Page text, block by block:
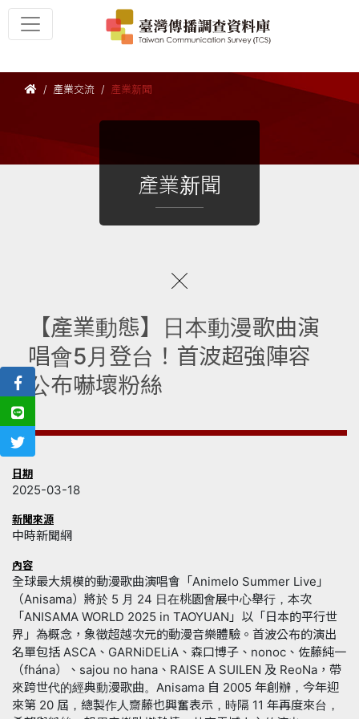
產業交流 產業新聞
產業新聞
【產業動態】日本動漫歌曲演
唱會5月登台！首波超強陣容
公布嚇壞粉絲
日期
2025-03-18
新聞來源
中時新聞網
內容
全球最大規模的動漫歌曲演唱會「Animelo Summer Live」
（Anisama）將於 5 月 24 日在桃園會展中心舉行，本次
「ANISAMA WORLD 2025 in TAOYUAN」以「日本的平行世
界」為概念，象徵超越次元的動漫音樂體驗。首波公布的演出
名單包括 ASCA、GARNiDELiA、森口博子、nonoc、佐藤純一
（fhána）、sajou no hana、RAISE A SUILEN 及 ReoNa，帶
來跨世代的經典動漫歌曲。Anisama 自 2005 年創辦，今年迎
來第 20 屆，總製作人齋藤也興奮表示，時隔 11 年再度來台，